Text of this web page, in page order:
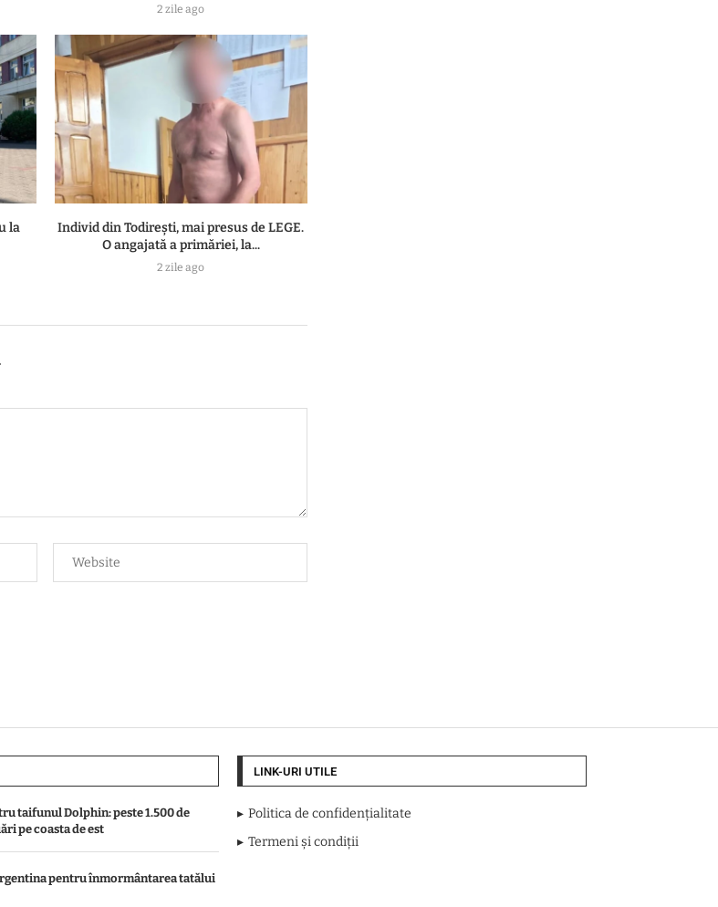
2 zile ago
la
Individ din Todirești, mai presus de LEGE.
O angajată a primăriei, la...
2 zile ago
taifunul Dolphin: peste 1.500 de
pe coasta de est
pentru înmormântarea tatălui
LINK-URI UTILE
Politica de confidențialitate
Termeni și condiții